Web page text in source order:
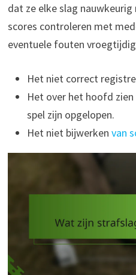
dat ze elke slag
scores controleren met
eventuele fouten
Het niet correct
Het over het hoofd
spel zijn opgelopen.
Het niet bijwerken van